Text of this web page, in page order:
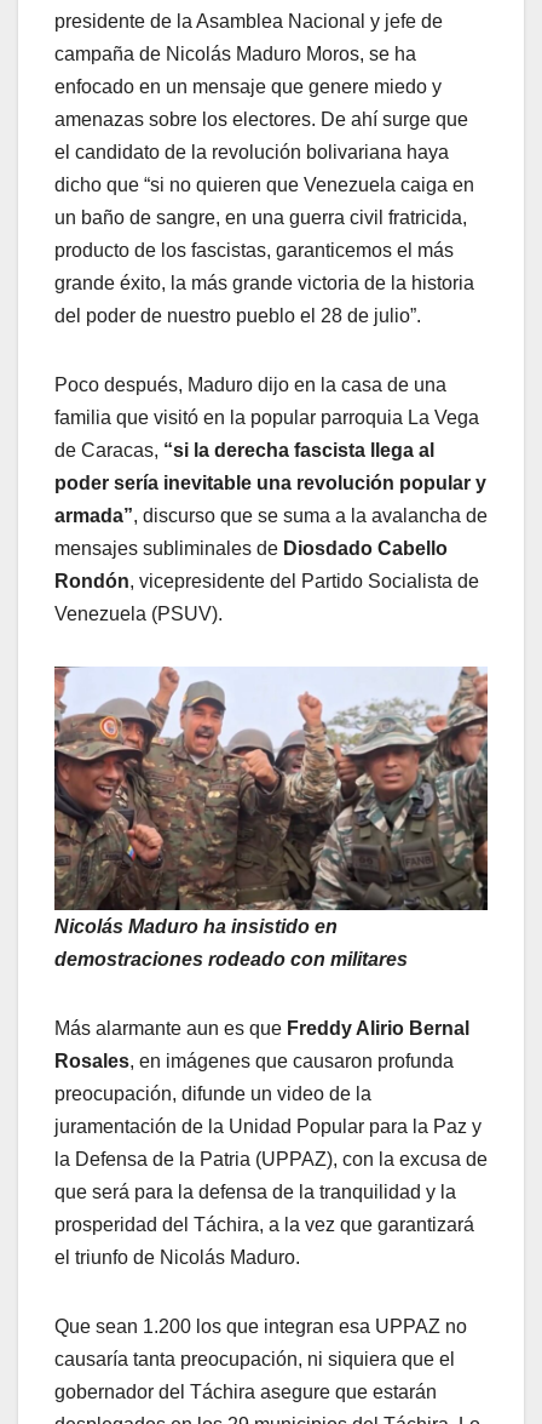
presidente de la Asamblea Nacional y jefe de
campaña de Nicolás Maduro Moros, se ha
enfocado en un mensaje que genere miedo y
amenazas sobre los electores. De ahí surge que
el candidato de la revolución bolivariana haya
dicho que “si no quieren que Venezuela caiga en
un baño de sangre, en una guerra civil fratricida,
producto de los fascistas, garanticemos el más
grande éxito, la más grande victoria de la historia
del poder de nuestro pueblo el 28 de julio”.
Poco después, Maduro dijo en la casa de una
familia que visitó en la popular parroquia La Vega
de Caracas, “si la derecha fascista llega al
poder sería inevitable una revolución popular y
armada”, discurso que se suma a la avalancha de
mensajes subliminales de Diosdado Cabello
Rondón, vicepresidente del Partido Socialista de
Venezuela (PSUV).
Nicolás Maduro ha insistido en
demostraciones rodeado con militares
Más alarmante aun es que Freddy Alirio Bernal
Rosales, en imágenes que causaron profunda
preocupación, difunde un video de la
juramentación de la Unidad Popular para la Paz y
la Defensa de la Patria (UPPAZ), con la excusa de
que será para la defensa de la tranquilidad y la
prosperidad del Táchira, a la vez que garantizará
el triunfo de Nicolás Maduro.
Que sean 1.200 los que integran esa UPPAZ no
causaría tanta preocupación, ni siquiera que el
gobernador del Táchira asegure que estarán